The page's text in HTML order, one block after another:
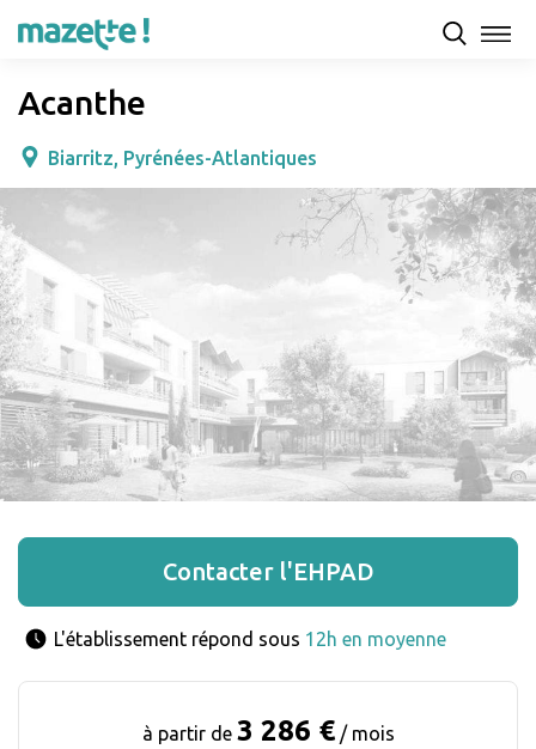
Acanthe
Biarritz, Pyrénées-Atlantiques
Contacter l'EHPAD
L'établissement répond sous 12h en moyenne
à partir de 3 286 €/ mois